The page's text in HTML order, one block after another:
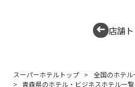
店舗
スーパーホテルトップ 全国のホテル
青森県のホテル・ビジネスホテル一覧